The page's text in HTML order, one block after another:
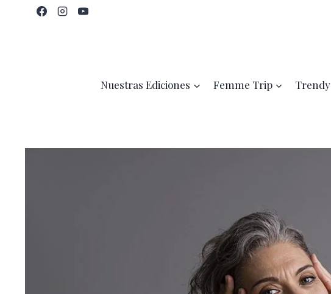
Nuestras Ediciones Femme Trip Trendy